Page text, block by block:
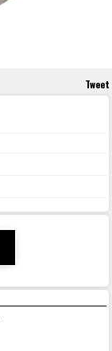
Tweet